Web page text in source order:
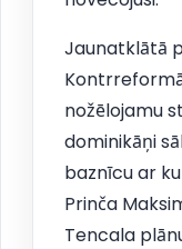
Jaunatklātā
nožēlojamu
dominikāņi
baznīcu ar
Prinča
Tencala